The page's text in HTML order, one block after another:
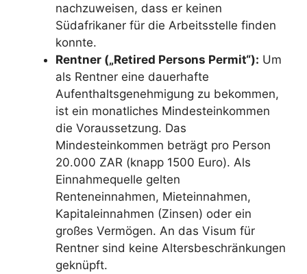
nachzuweisen, dass er keinen
Südafrikaner für die Arbeitsstelle finden
konnte.
Rentner („Retired Persons Permit“): Um
als Rentner eine dauerhafte
Aufenthaltsgenehmigung zu bekommen,
ist ein monatliches Mindesteinkommen
die Voraussetzung. Das
Mindesteinkommen beträgt pro Person
20.000 ZAR (knapp 1500 Euro). Als
Einnahmequelle gelten
Renteneinnahmen, Mieteinnahmen,
Kapitaleinnahmen (Zinsen) oder ein
großes Vermögen. An das Visum für
Rentner sind keine Altersbeschränkungen
geknüpft.